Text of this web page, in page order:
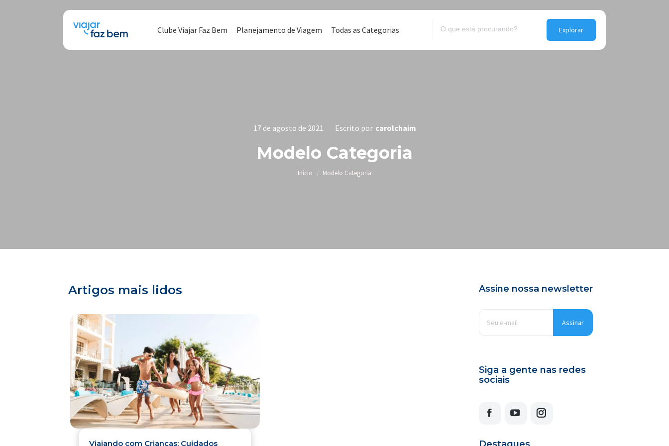
Clube Viajar Faz Bem Planejamento de Viagem Todas as Categorias
17 de agosto de 2021 Escrito por carolchaim
Modelo Categoria
Você está aqui:
Início Modelo Categoria
Artigos mais lidos
Viajando com Crianças: Cuidados
Assine nossa newsletter
mail *
Siga a gente nas redes
sociais
FacebookYouTubeInstagram